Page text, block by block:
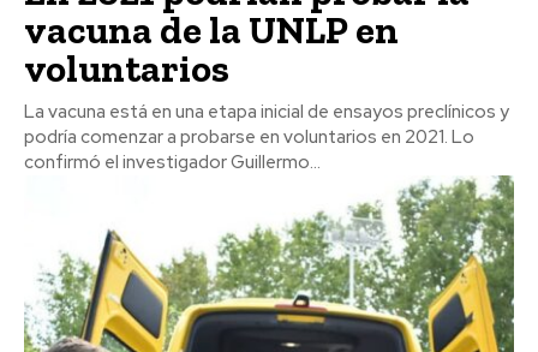
vacuna de la UNLP en
voluntarios
La vacuna está en una etapa inicial de ensayos preclínicos y
podría comenzar a probarse en voluntarios en 2021. Lo
confirmó el investigador Guillermo...